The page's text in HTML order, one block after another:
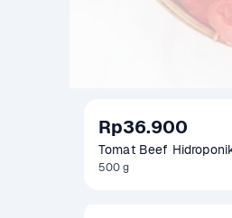
Rp36.900
Tomat Beef
500 g